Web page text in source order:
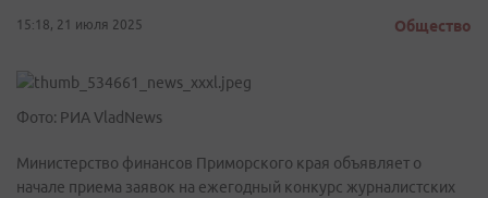
15:18, 21 июля 2025 Общество
Фото: РИА VladNews
Министерство финансов Приморского края объявляет о
начале приема заявок на ежегодный конкурс журналистских